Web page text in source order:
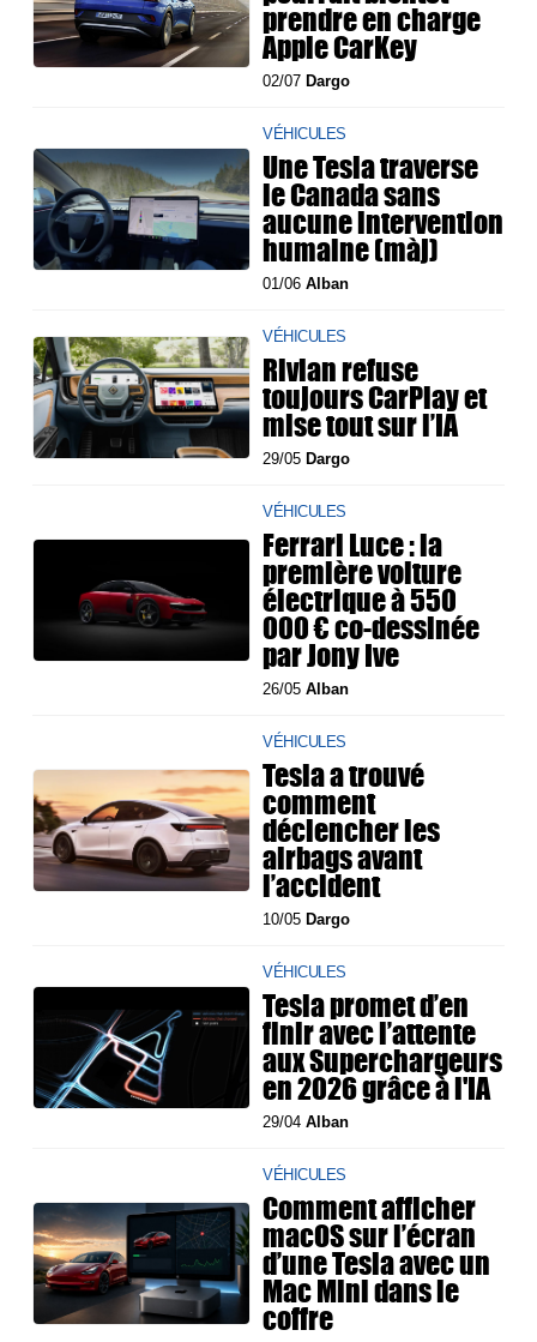
prendre en charge
Apple CarKey
02/07 Dargo
VÉHICULES
Une Tesla traverse
le Canada sans
aucune intervention
humaine (màj)
01/06Alban
VÉHICULES
Rivian refuse
toujours CarPlay et
mise tout sur l’IA
29/05 Dargo
VÉHICULES
Ferrari Luce : la
première voiture
électrique à 550
000 € co-dessinée
par Jony Ive
26/05Alban
VÉHICULES
Tesla a trouvé
comment
déclencher les
airbags avant
l’accident
10/05 Dargo
VÉHICULES
Tesla promet d’en
finir avec l’attente
aux Superchargeurs
en 2026 grâce à l'IA
29/04Alban
VÉHICULES
Comment afficher
macOS sur l’écran
d’une Tesla avec un
Mac Mini dans le
coffre